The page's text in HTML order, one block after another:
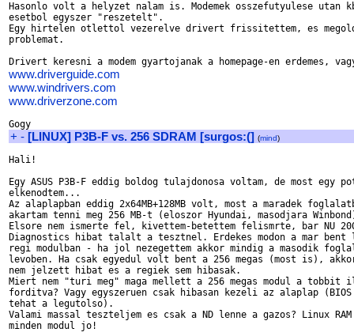
Hasonlo volt a helyzet nalam is. Modemek osszefutyulese utan
esetbol egyszer "reszetelt".
Egy hirtelen otlettol vezerelve drivert frissitettem, es
problemat.
www.driverguide.com
www.windrivers.com
www.driverzone.com
+ - [LINUX] P3B-F vs. 256 SDRAM [surgos:(] (mind)
Hali!
Egy ASUS P3B-F eddig boldog tulajdonosa voltam, de most egy
elkenodtem...
Az alaplapban eddig 2x64MB+128MB volt, most a maradek
akartam tenni meg 256 MB-t (eloszor Hyundai, masodjara
Elsore nem ismerte fel, kivettem-betettem felismrte, bar NU
Diagnostics hibat talalt a tesztnel. Erdekes modon a mar bent
regi modulban - ha jol nezegettem akkor mindig a masodik
levoben. Ha csak egyedul volt bent a 256 megas (most is),
nem jelzett hibat es a regiek sem hibasak.
Miert nem "turi meg" maga mellett a 256 megas modul a tobbit
forditva? Vagy egyszeruen csak hibasan kezeli az alaplap
tehat a legutolso).
Valami massal teszteljem es csak a ND lenne a gazos? Linux
minden modul jo!